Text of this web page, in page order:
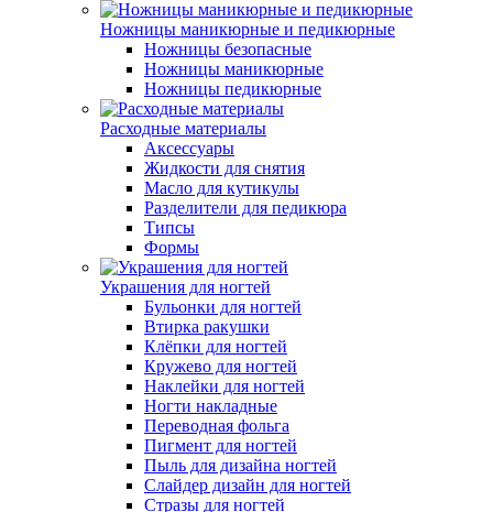
Ножницы маникюрные и педикюрные
Ножницы безопасные
Ножницы маникюрные
Ножницы педикюрные
Расходные материалы
Аксессуары
Жидкости для снятия
Масло для кутикулы
Разделители для педикюра
Типсы
Формы
Украшения для ногтей
Бульонки для ногтей
Втирка ракушки
Клёпки для ногтей
Кружево для ногтей
Наклейки для ногтей
Ногти накладные
Переводная фольга
Пигмент для ногтей
Пыль для дизайна ногтей
Слайдер дизайн для ногтей
Стразы для ногтей